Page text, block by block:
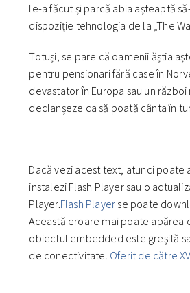
le-a făcut și parcă abia așteaptă
dispoziție tehnologia de la „The
Totuși, se pare că oamenii ăștia
pentru pensionari fără case în
devastator în Europa sau un război
declanșeze ca să poată cânta în
Dacă vezi acest text, atunci poate
instalezi Flash Player sau o
Player.Flash Playerse poate
Această eroare mai poate apărea
obiectul embedded este greșită
de conectivitate. Oferit de către